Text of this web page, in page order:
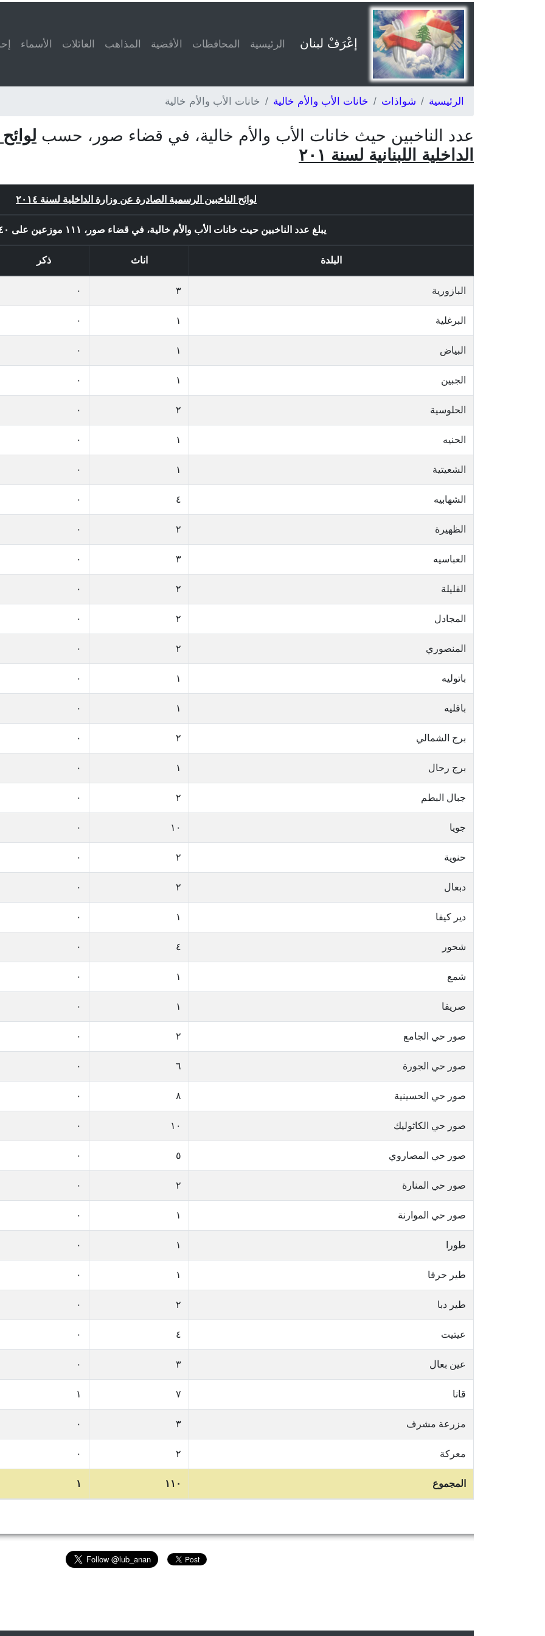
إعْرَفْ لبنان الرئيسية المحافظات الأقضية المذاهب العائلات الأسماء
الرئيسية شواذات خانات الأب والأم خالية خانات الأب والأم خالية
عدد الناخبين حيث خانات الأب والأم خالية، في قضاء صور، حسب
الداخلية اللبنانية لسنة ٢٠١
لوائح الناخبين الرسمية الصادرة عن وزارة الداخلية لسنة ٢٠١٤
يبلغ عدد الناخبين حيث خانات الأب والأم خالية، في قضاء صور، ١١١ موزعين على ٤٠ بلدة او لائحة.
البلدة اناث ذكر
البازورية ٣ ٠
البرغلية ١ ٠
البياض ١ ٠
الجبين ١ ٠
الحلوسية ٢ ٠
الحنيه ١ ٠
الشعيتية ١ ٠
الشهابيه ٤ ٠
الظهيرة ٢ ٠
العباسيه ٣ ٠
القليلة ٢ ٠
المجادل ٢ ٠
المنصوري ٢ ٠
باتوليه ١ ٠
بافليه ١ ٠
برج الشمالي ٢ ٠
برج رحال ١ ٠
جبال البطم ٢ ٠
جويا ١٠ ٠
حنوية ٢ ٠
دبعال ٢ ٠
دير كيفا ١ ٠
شحور ٤ ٠
شمع ١ ٠
صريفا ١ ٠
صور حي الجامع ٢ ٠
صور حي الجورة ٦ ٠
صور حي الحسينية ٨ ٠
صور حي الكاثوليك ١٠ ٠
صور حي المصاروي ٥ ٠
صور حي المنارة ٢ ٠
صور حي الموارنة ١ ٠
طورا ١ ٠
طير حرفا ١ ٠
طير دبا ٢ ٠
عيتيت ٤ ٠
عين بعال ٣ ٠
قانا ٧ ١
مزرعة مشرف ٣ ٠
معركة ٢ ٠
المجموع ١١٠ ١